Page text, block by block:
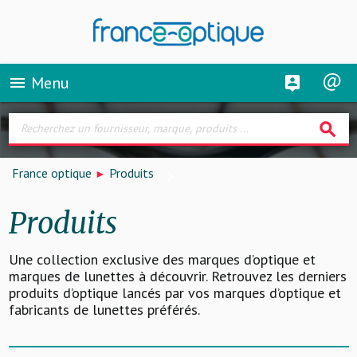
menu Menu
search
France optique Produits
Produits
Une collection exclusive des marques d’optique et
marques de lunettes à découvrir. Retrouvez les derniers
produits d’optique lancés par vos marques d’optique et
fabricants de lunettes préférés.